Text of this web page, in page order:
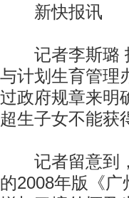
新快报讯
记者李斯璐 报
与计划生育管理
过政府规章来明
超生子女不能获
记者留意到，
的2008年版《